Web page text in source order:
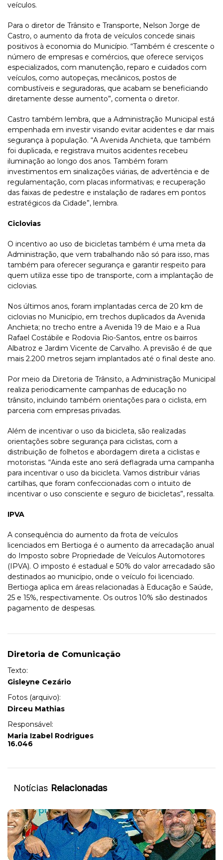
veículos.
Para o diretor de Trânsito e Transporte, Nelson Jorge de
Castro, o aumento da frota de veículos concede sinais
positivos à economia do Município. “Também é crescente o
número de empresas e comércios, que oferece serviços
especializados, com manutenção, reparo e cuidados com
veículos, como autopeças, mecânicos, postos de
combustíveis e seguradoras, que acabam se beneficiando
diretamente desse aumento”, comenta o diretor.
Castro também lembra, que a Administração Municipal está
empenhada em investir visando evitar acidentes e dar mais
segurança à população. “A Avenida Anchieta, que também
foi duplicada, e registrava muitos acidentes recebeu
iluminação ao longo dos anos. Também foram
investimentos em sinalizações viárias, de advertência e de
regulamentação, com placas informativas; e recuperação
das faixas de pedestre e instalação de radares em pontos
estratégicos da Cidade”, lembra.
Ciclovias
O incentivo ao uso de bicicletas também é uma meta da
Administração, que vem trabalhando não só para isso, mas
também para oferecer segurança e garantir respeito para
quem utiliza esse tipo de transporte, com a implantação de
ciclovias.
Nos últimos anos, foram implantadas cerca de 20 km de
ciclovias no Município, em trechos duplicados da Avenida
Anchieta; no trecho entre a Avenida 19 de Maio e a Rua
Rafael Costábile e Rodovia Rio-Santos, entre os bairros
Albatroz e Jardim Vicente de Carvalho. A previsão é de que
mais 2.200 metros sejam implantados até o final deste ano.
Por meio da Diretoria de Trânsito, a Administração Municipal
realiza periodicamente campanhas de educação no
trânsito, incluindo também orientações para o ciclista, em
parceria com empresas privadas.
Além de incentivar o uso da bicicleta, são realizadas
orientações sobre segurança para ciclistas, com a
distribuição de folhetos e abordagem direta a ciclistas e
motoristas. “Ainda este ano será deflagrada uma campanha
para incentivar o uso da bicicleta. Vamos distribuir várias
cartilhas, que foram confeccionadas com o intuito de
incentivar o uso consciente e seguro de bicicletas”, ressalta.
IPVA
A consequência do aumento da frota de veículos
licenciados em Bertioga é o aumento da arrecadação anual
do Imposto sobre Propriedade de Veículos Automotores
(IPVA). O imposto é estadual e 50% do valor arrecadado são
destinados ao município, onde o veículo foi licenciado.
Bertioga aplica em áreas relacionadas à Educação e Saúde,
25 e 15%, respectivamente. Os outros 10% são destinados
pagamento de despesas.
Diretoria de Comunicação
Texto:
Gisleyne Cezário
Fotos (arquivo):
Dirceu Mathias
Responsável:
Maria Izabel Rodrigues
16.046
Notícias Relacionadas